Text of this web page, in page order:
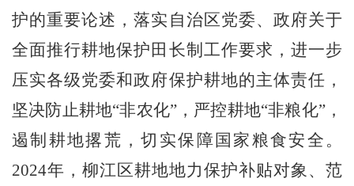
护的重要论述，落实自治区党委、政府关于
全面推行耕地保护田长制工作要求，进一步
压实各级党委和政府保护耕地的主体责任，
坚决防止耕地“非农化”，严控耕地“非粮化”，
遏制耕地撂荒，切实保障国家粮食安全。
2024年，柳江区耕地地力保护补贴对象、范